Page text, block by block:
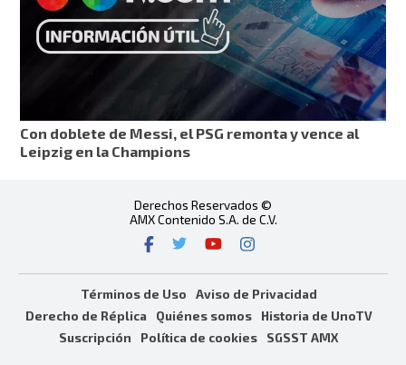
Con doblete de Messi, el PSG remonta y vence al
Leipzig en la Champions
Derechos Reservados ©
AMX Contenido S.A. de C.V.
Términos de Uso
Aviso de Privacidad
Derecho de Réplica
Quiénes somos
Historia de UnoTV
Suscripción
Política de cookies SGSST AMX